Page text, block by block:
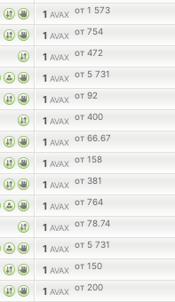
1 AVAX от 1 573
1 AVAX от 754
1 AVAX от 472
1 AVAX от 5 731
1 AVAX от 92
1 AVAX от 400
1 AVAX от 66.67
1 AVAX от 158
1 AVAX от 381
1 AVAX от 764
1 AVAX от 78.74
1 AVAX от 5 731
1 AVAX от 150
1 AVAX от 200